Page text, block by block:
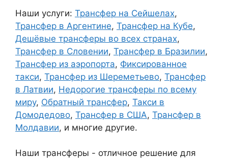
Наши услуги: Трансфер на Сейшелах,
Трансфер в Аргентине, Трансфер на Кубе,
Дешёвые трансферы во всех странах,
Трансфер в Словении, Трансфер в Бразилии,
Трансфер из аэропорта, Фиксированное
такси, Трансфер из Шереметьево, Трансфер
в Латвии, Недорогие трансферы по всему
миру, Обратный трансфер, Такси в
Домодедово, Трансфер в США, Трансфер в
Молдавии, и многие другие.
Наши трансферы - отличное решение для